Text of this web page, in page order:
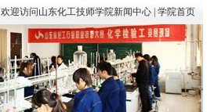
欢迎访问山东化工技师学院新闻中心 | 学院首页